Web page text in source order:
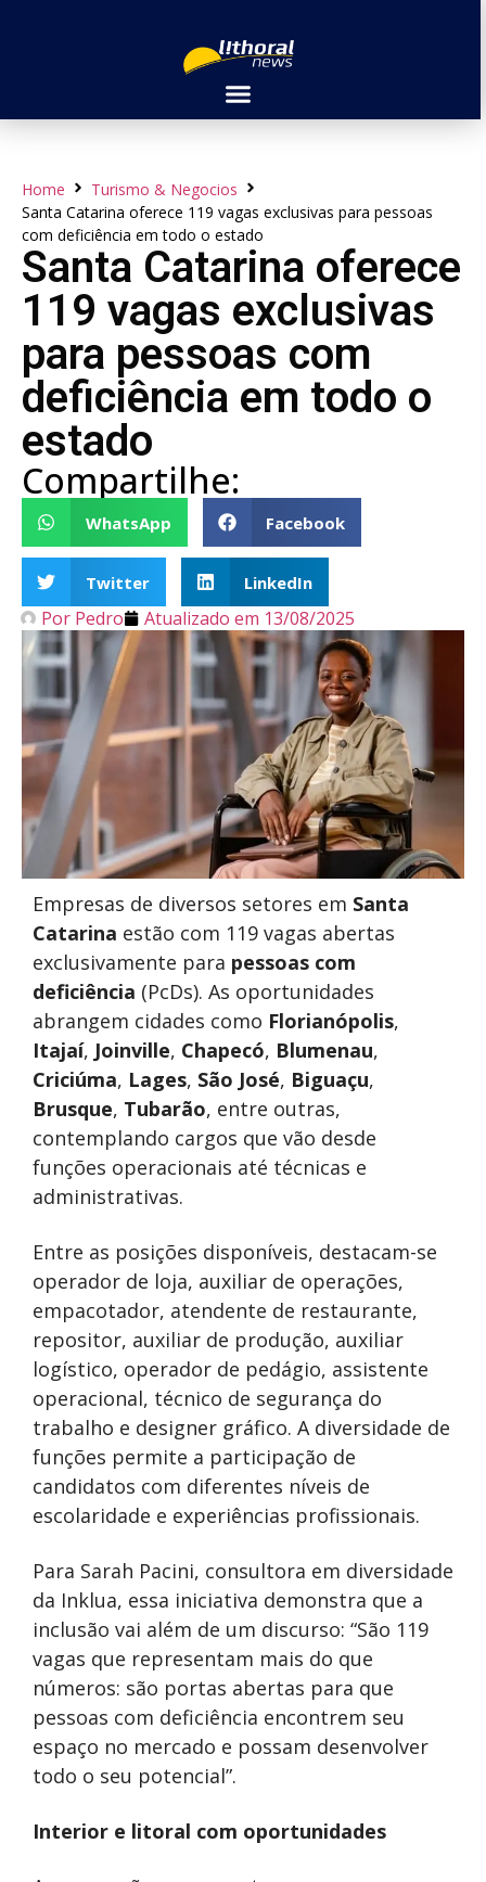
Home
Turismo & Negocios
Santa Catarina oferece 119 vagas exclusivas para pessoas
com deficiência em todo o estado
Santa Catarina oferece
119 vagas exclusivas
para pessoas com
deficiência em todo o
estado
Compartilhe:
WhatsApp Facebook
Twitter LinkedIn
Por Pedro Atualizado em 13/08/2025
Empresas de diversos setores em Santa
Catarina estão com 119 vagas abertas
exclusivamente para pessoas com
deficiência (PcDs). As oportunidades
abrangem cidades como Florianópolis,
Itajaí, Joinville, Chapecó, Blumenau,
Criciúma, Lages, São José, Biguaçu,
Brusque, Tubarão, entre outras,
contemplando cargos que vão desde
funções operacionais até técnicas e
administrativas.
Entre as posições disponíveis, destacam-se
operador de loja, auxiliar de operações,
empacotador, atendente de restaurante,
repositor, auxiliar de produção, auxiliar
logístico, operador de pedágio, assistente
operacional, técnico de segurança do
trabalho e designer gráfico. A diversidade de
funções permite a participação de
candidatos com diferentes níveis de
escolaridade e experiências profissionais.
Para Sarah Pacini, consultora em diversidade
da Inklua, essa iniciativa demonstra que a
inclusão vai além de um discurso: “São 119
vagas que representam mais do que
números: são portas abertas para que
pessoas com deficiência encontrem seu
espaço no mercado e possam desenvolver
todo o seu potencial”.
Interior e litoral com oportunidades